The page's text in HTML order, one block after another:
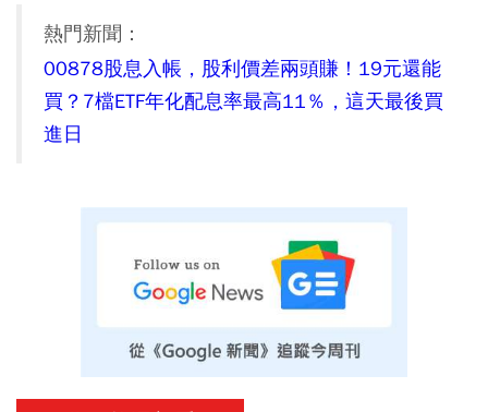
熱門新聞：
00878股息入帳，股利價差兩頭賺！19元還能
買？7檔ETF年化配息率最高11％，這天最後買
進日